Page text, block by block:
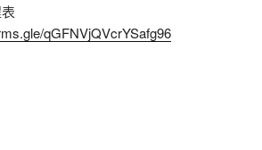
qGFNVjQVcrYSafg96